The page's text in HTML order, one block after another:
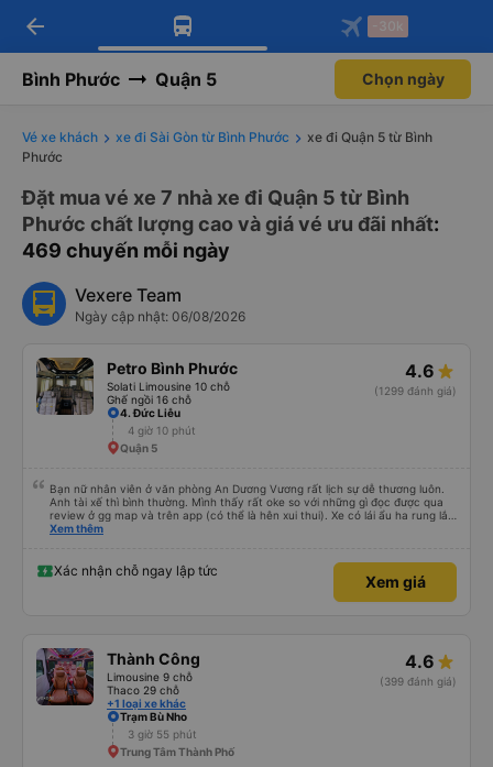
Tải app Vexere ngay!
Nhận ưu đãi thành viên độc
Mở app
Tải app Vexere
-30k/ghế khi đặt vé máy bay qua
Mở app
arrow_back -30k
Bình Phước Quận 5 Chọn ngày
Vé xe khách xe đi Sài Gòn từ Bình Phước
xe đi Quận 5 từ Bình
Phước
Đặt mua vé xe 7 nhà xe đi Quận 5 từ Bình
Phước chất lượng cao và giá vé ưu đãi nhất:
469 chuyến mỗi ngày
Vexere Team
Ngày cập nhật: 06/08/2026
Petro Bình Phước
Solati Limousine 10 chỗ
Ghế ngồi 16 chỗ
4.6
(1299 đánh giá)
4. Đức Liễu
4 giờ 10 phút
Quận 5
Bạn nữ nhân viên ở văn phòng An Dương Vương rất lịch sự dễ thương luôn.
Anh tài xế thì bình thường. Mình thấy rất oke so với những gì đọc được qua
review ở gg map và trên app (có thể là hên xui thui). Xe có lái ẩu ha rung lắc
hay không thì cũng ko rõ tại mình say xe nên ngủ ko à
Xem thêm
Xác nhận chỗ ngay lập tức
Xem giá
Thành Công
Limousine 9 chỗ
Thaco 29 chỗ
+1 loại xe khác
4.6
(399 đánh giá)
Trạm Bù Nho
3 giờ 55 phút
Trung Tâm Thành Phố